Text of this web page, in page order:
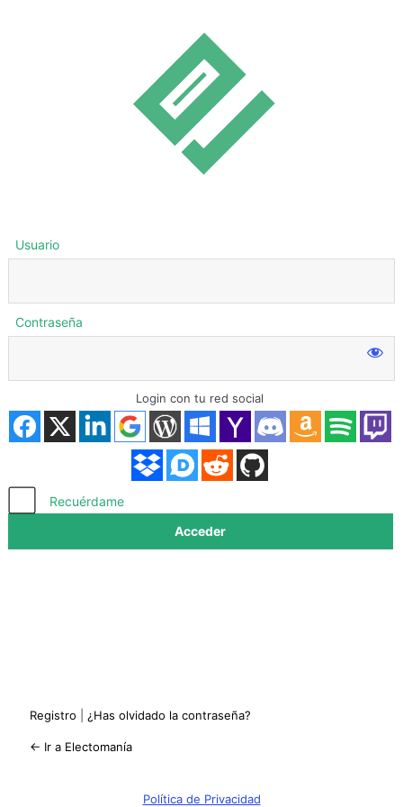
Acceder
Usuario
Contraseña
Login con tu red social
Recuérdame
Registro ¿Has olvidado la contraseña?
← Ir a Electomanía
Política de Privacidad